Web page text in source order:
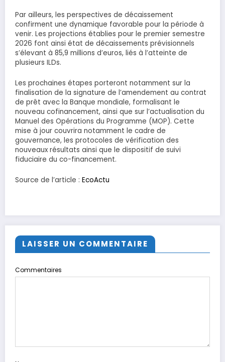
Par ailleurs, les perspectives de décaissement
confirment une dynamique favorable pour la période à
venir. Les projections établies pour le premier semestre
2026 font ainsi état de décaissements prévisionnels
s’élevant à 85,9 millions d’euros, liés à l’atteinte de
plusieurs ILDs.
Les prochaines étapes porteront notamment sur la
finalisation de la signature de l’amendement au contrat
de prêt avec la Banque mondiale, formalisant le
nouveau cofinancement, ainsi que sur l’actualisation du
Manuel des Opérations du Programme (MOP). Cette
mise à jour couvrira notamment le cadre de
gouvernance, les protocoles de vérification des
nouveaux résultats ainsi que le dispositif de suivi
fiduciaire du co-financement.
Source de l’article : EcoActu
LAISSER UN COMMENTAIRE
Commentaires